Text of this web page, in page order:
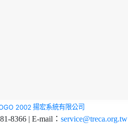
揚宏系統有限公司
8366 | E-mail： service@treca.org.tw